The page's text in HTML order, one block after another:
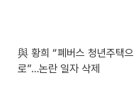
與 황희 “폐버스 청년주택으
로”…논란 일자 삭제